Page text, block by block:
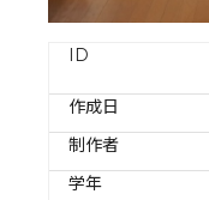
ID
作成日
制作者
学年